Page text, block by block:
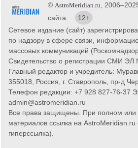
© AstroMeridian.ru ,
сайта:
12+
Сетевое издание (сайт)
по надзору в сфере связи,
массовых коммуникаций
Свидетельство о регистрации СМИ
Главный редактор и учредитель:
355018, Россия, г. Ставрополь, пр-д
Телефон редакции: +7 928 827-76-37
admin@astromeridian.ru
Все права защищены. При полном или
материалов ссылка на AstroMeridian.ru
гиперссылка).